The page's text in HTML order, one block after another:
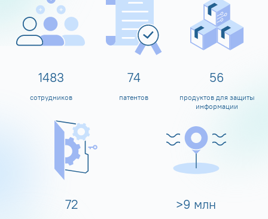
1600
сотрудников
80
патентов
60
продуктов для защиты
информации
80 >10 млн